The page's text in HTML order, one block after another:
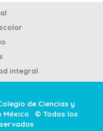
integral
de Ciencias y
México © Todos los